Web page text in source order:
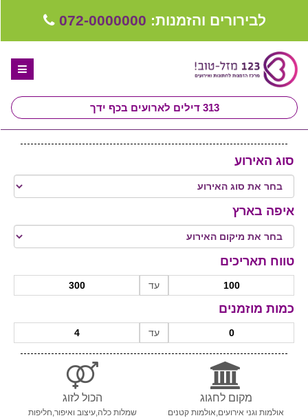
לבירורים והזמנות: 072-0000000
313 דילים לארועים בכף ידך
ספקים לחתונה מומלצים
קבלו ייעוץ בחינם
שירות אישי בקליק
סוג האירוע
איפה בארץ
טווח תאריכים
עד
כמות מוזמנים
עד
מקום לחגוג
אולמות וגני אירועים,אולמות קטנים
הכול לזוג
שמלות כלה,עיצוב ואיפור,חליפות